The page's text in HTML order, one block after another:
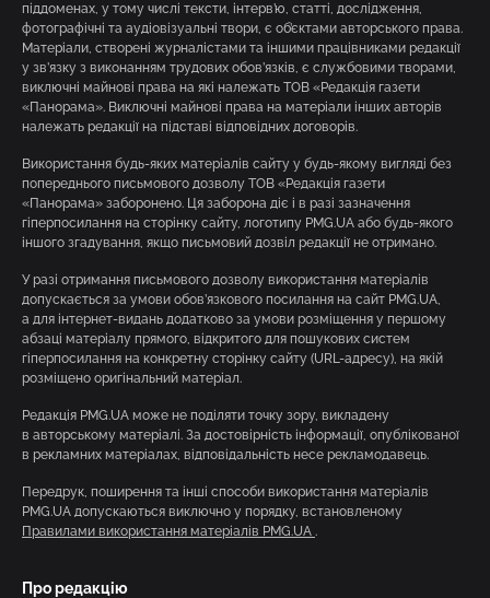
піддоменах, у тому числі тексти, інтерв’ю, статті, дослідження,
фотографічні та аудіовізуальні твори, є об’єктами авторського права.
Матеріали, створені журналістами та іншими працівниками редакції
у зв’язку з виконанням трудових обов’язків, є службовими творами,
виключні майнові права на які належать ТОВ «Редакція газети
«Панорама». Виключні майнові права на матеріали інших авторів
належать редакції на підставі відповідних договорів.
Використання будь-яких матеріалів сайту у будь-якому вигляді без
попереднього письмового дозволу ТОВ «Редакція газети
«Панорама» заборонено. Ця заборона діє і в разі зазначення
гіперпосилання на сторінку сайту, логотипу PMG.UA або будь-якого
іншого згадування, якщо письмовий дозвіл редакції не отримано.
У разі отримання письмового дозволу використання матеріалів
допускається за умови обов’язкового посилання на сайт PMG.UA,
а для інтернет-видань додатково за умови розміщення у першому
абзаці матеріалу прямого, відкритого для пошукових систем
гіперпосилання на конкретну сторінку сайту (URL-адресу), на якій
розміщено оригінальний матеріал.
Редакція PMG.UA може не поділяти точку зору, викладену
в авторському матеріалі. За достовірність інформації, опублікованої
в рекламних матеріалах, відповідальність несе рекламодавець.
Передрук, поширення та інші способи використання матеріалів
PMG.UA допускаються виключно у порядку, встановленому
Правилами використання матеріалів PMG.UA .
Про редакцію